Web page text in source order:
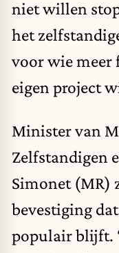
niet willen
het
voor wie meer
eigen project
Minister van
Zelfstandigen
Simonet (MR)
bevestiging
populair blijft.